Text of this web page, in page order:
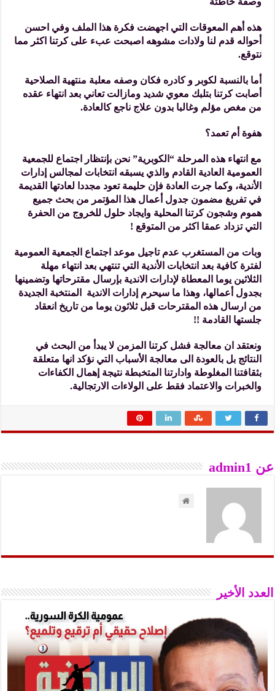
هذه أهم المعوقات التي اجهضت فكرة هذا الملف وفي احسن
أحواله قدم لنا ولادات مشوهه اصبحت عبء على كرتنا اكثر مما
نتوقع.
أما بالنسبة لكوبر و كادره فكان وصفه معلبة منتهية الصلاحية
أصابت كرتنا بتلبك معوي شديد ومازالت تعاني بعد انتهاء عقده
من مغص مؤلم وغالبا بدون علاج ناجع كالعادة.
هفوة أم تعمد؟
مع انتهاء هذه المرحلة “الكوبرية” نحن بإنتظار اجتماع للجمعية
العمومية العادية القادم والذي يسبقه انتخابات لمجالس إدارات
الأندية، وكما جرت العادة فإن حليمة تعود مجددا لعادتها القديمة
في تفريغ مضمون جدول أعمال هذا المؤتمر من بحث جميع
هموم وشجون كرتنا المحلية وايجاد حلول للخروج من الحفرة
التي تزداد عمقا اكثر من المتوقع !
وبات من المستغرب عدم تاجيل موعد اجتماع الجمعية العمومية
لفترة كافية بعد انتخابات الأندية التي تنتهي بعد انتهاء مهلة
الثلاثين يوما المعطاة لإدارات الاندية بإرسال مقترحاتها وتضمينها
بجدول أعمالها، وهذا ما سيحرم إدارات الاندية المنتخبة الجديدة
من ارسال هذه المقترحات قبل ثلاثون يوما من تاريخ انعقاد
جلستها القادمة !!
ونعتقد ان معالجة فشل كرتنا المزمن لا يبدأ من البحث في
النتائج بل بالعودة الى معالجة الأسباب التي نؤكد انها متعلقة
بثقافتنا المغلوطة وادارتنا المتخبطة نتيجة إهمال الكفاءات
والخبرات والاعتماد فقط على الولاءات الارتجالية.
عن admin1
العدد الأخير